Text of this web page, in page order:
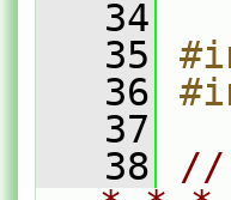
   34
   35
   36
   37
   38
//